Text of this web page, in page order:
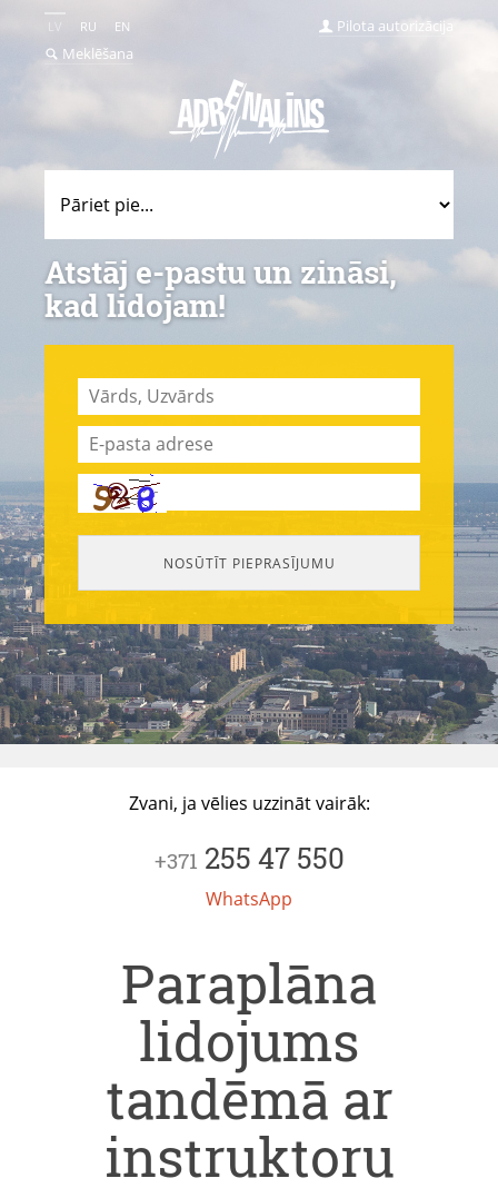
RU EN
Meklēšana
Pilota autorizācija
Atstāj e-pastu un zināsi,
kad lidojam!
Zvani, ja vēlies uzzināt vairāk:
+371 255 47 550
WhatsApp
Paraplāna
lidojums
tandēmā ar
instruktoru